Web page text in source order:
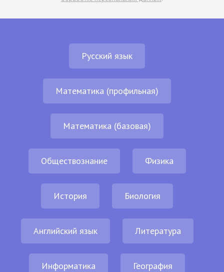
Русский язык
Математика (профильная)
Математика (базовая)
Обществознание Физика
История Биология
Английский язык Литература
Информатика География